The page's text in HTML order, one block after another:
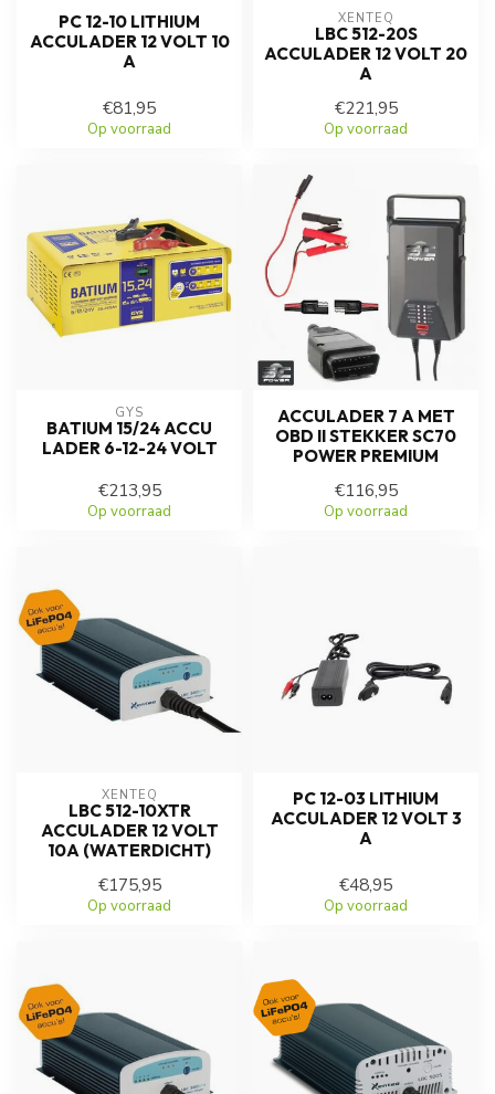
PC 12-10 LITHIUM
ACCULADER 12 VOLT 10
A
€81,95
Op voorraad
XENTEQ
LBC 512-20S
ACCULADER 12 VOLT 20
A
€221,95
Op voorraad
GYS
BATIUM 15/24 ACCU
LADER 6-12-24 VOLT
€213,95
Op voorraad
ACCULADER 7 A MET
OBD II STEKKER SC70
POWER PREMIUM
€116,95
Op voorraad
XENTEQ
LBC 512-10XTR
ACCULADER 12 VOLT
10A (WATERDICHT)
€175,95
Op voorraad
PC 12-03 LITHIUM
ACCULADER 12 VOLT 3
A
€48,95
Op voorraad